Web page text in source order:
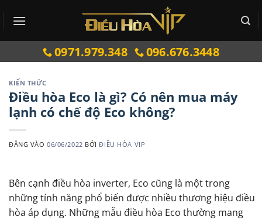
qua
0971.979.348 096.676.3448
KIẾN THỨC
Điều hòa Eco là gì? Có nên mua máy
lạnh có chế độ Eco không?
ĐĂNG VÀO06/06/2022 BỞIĐIỀU HÒA VIP
Bên cạnh điều hòa inverter, Eco cũng là một trong
những tính năng phổ biến được nhiều thương hiệu điều
hòa áp dụng. Những mẫu điều hòa Eco thường mang